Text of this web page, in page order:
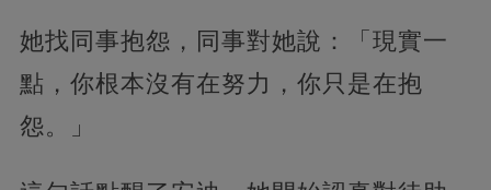
她找同事抱怨，同事對她說：「現實一
點，你根本沒有在努力，你只是在抱
怨。」